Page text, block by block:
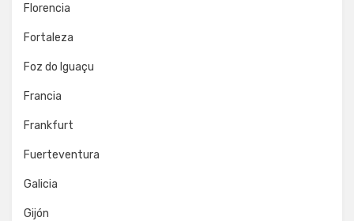
Florencia
Fortaleza
Foz do Iguaçu
Francia
Frankfurt
Fuerteventura
Galicia
Gijón